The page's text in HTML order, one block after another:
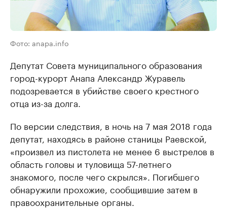
Фото: anapa.info
Депутат Совета муниципального образования
город-курорт Анапа Александр Журавель
подозревается в убийстве своего крестного
отца из-за долга.
По версии следствия, в ночь на 7 мая 2018 года
депутат, находясь в районе станицы Раевской,
«произвел из пистолета не менее 6 выстрелов в
область головы и туловища 57-летнего
знакомого, после чего скрылся». Погибшего
обнаружили прохожие, сообщившие затем в
правоохранительные органы.